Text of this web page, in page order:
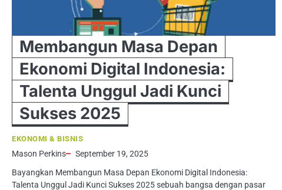
Membangun Masa Depan
Ekonomi Digital Indonesia:
Talenta Unggul Jadi Kunci
Sukses 2025
EKONOMI & BISNIS
Mason Perkins
September 19, 2025
Bayangkan Membangun Masa Depan Ekonomi Digital Indonesia:
Talenta Unggul Jadi Kunci Sukses 2025 sebuah bangsa dengan pasar